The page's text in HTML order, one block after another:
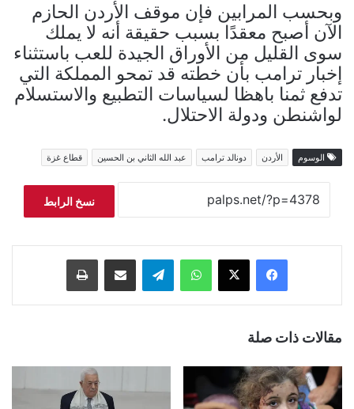
وبحسب المرابين فإن موقف الأردن الحازم
الآن أصبح معقدًا بسبب حقيقة أنه لا يملك
سوى القليل من الأوراق الجيدة للعب باستثناء
إخبار ترامب بأن خطته قد تمحو المملكة التي
تدفع ثمنا باهظا لسياسات التطبيع والاستسلام
لواشنطن ودولة الاحتلال.
الوسوم الأردن دونالد ترامب عبد الله الثاني بن الحسين قطاع غزة
نسخ الرابط
فيسبوك ‫X واتساب تيلقرام مشاركة عبر البريد طباعة
مقالات ذات صلة